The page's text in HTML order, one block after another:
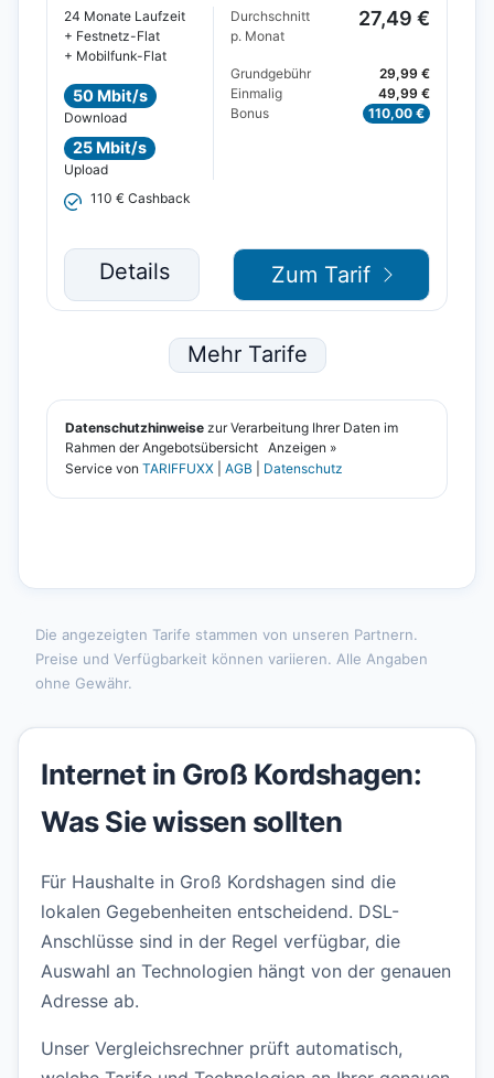
Die angezeigten Tarife stammen von unseren Partnern.
Preise und Verfügbarkeit können variieren. Alle Angaben
ohne Gewähr.
Internet in Groß Kordshagen:
Was Sie wissen sollten
Für Haushalte in Groß Kordshagen sind die
lokalen Gegebenheiten entscheidend. DSL-
Anschlüsse sind in der Regel verfügbar, die
Auswahl an Technologien hängt von der genauen
Adresse ab.
Unser Vergleichsrechner prüft automatisch,